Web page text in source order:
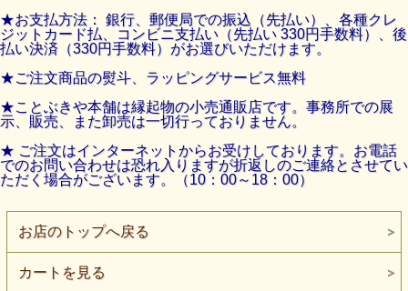
★お支払方法： 銀行、郵便局での振込（先払い）、各種クレ
ジットカード払、コンビニ支払い（先払い 330円手数料）、後
払い決済（330円手数料）がお選びいただけます。
★ご注文商品の熨斗、ラッピングサービス無料
★ことぶきや本舗は縁起物の小売通販店です。事務所での展
示、販売、また卸売は一切行っておりません。
★ ご注文はインターネットからお受けしております。お電話
でのお問い合わせは恐れ入りますが折返しのご連絡とさせてい
ただく場合がございます。（10：00～18：00）
お店のトップへ戻る
カートを見る